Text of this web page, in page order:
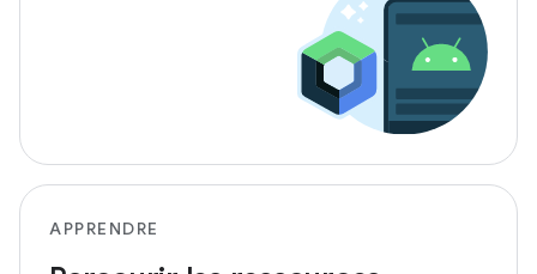
APPRENDRE